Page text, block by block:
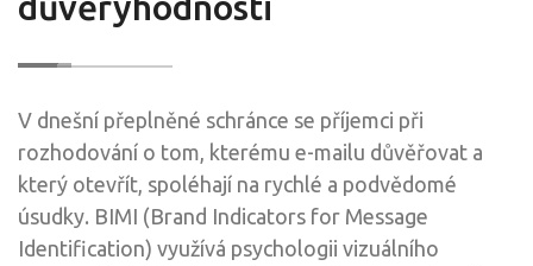
V dnešní přeplněné schránce se příjemci při
rozhodování o tom, kterému e-mailu důvěřovat a
který otevřít, spoléhají na rychlé a podvědomé
úsudky. BIMI (Brand Indicators for Message
Identification) využívá psychologii vizuálního